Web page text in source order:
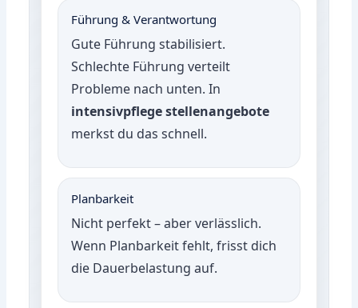
Führung & Verantwortung
Gute Führung stabilisiert.
Schlechte Führung verteilt
Probleme nach unten. In
intensivpflege stellenangebote
merkst du das schnell.
Planbarkeit
Nicht perfekt – aber verlässlich.
Wenn Planbarkeit fehlt, frisst dich
die Dauerbelastung auf.